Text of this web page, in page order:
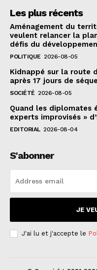
Les plus récents
Aménagement du
veulent relancer la
défis du
POLITIQUE 2026-08-05
Kidnappé sur la route
après 17 jours de
SOCIÉTÉ 2026-08-05
Quand les diplomates
experts improvisés »
EDITORIAL 2026-08-04
S'abonner
JE
J'ai lu et j'accepte le